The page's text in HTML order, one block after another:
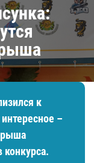
к
–
конкурса.